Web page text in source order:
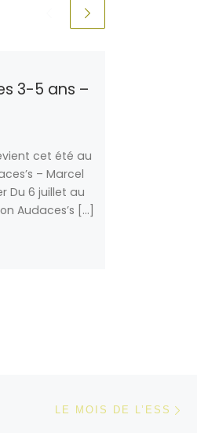
3-5 ans –
cet été au
– Marcel
Du 6 juillet au
Audaces’s […]
LE MOIS DE L’ESS